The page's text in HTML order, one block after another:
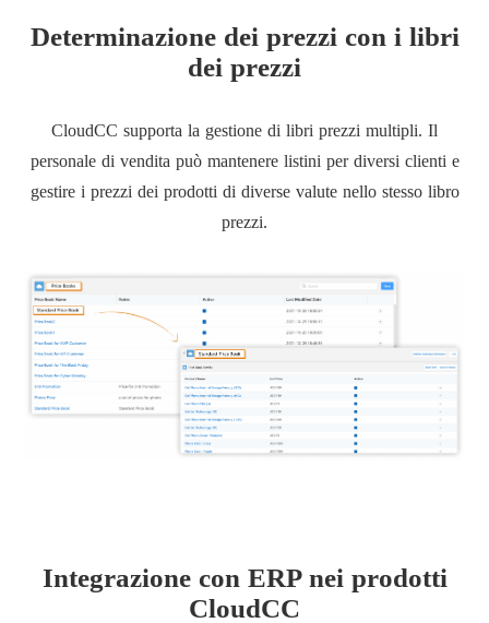
Determinazione dei prezzi con i libri
dei prezzi
CloudCC supporta la gestione di libri prezzi multipli. Il
personale di vendita può mantenere listini per diversi clienti e
gestire i prezzi dei prodotti di diverse valute nello stesso libro
prezzi.
Integrazione con ERP nei prodotti
CloudCC